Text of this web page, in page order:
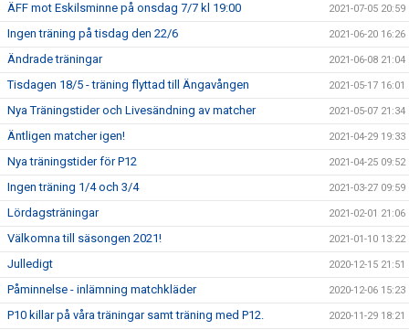
ÄFF mot Eskilsminne på onsdag 7/7 kl 19:00 2021-07-05 20:59
Ingen träning på tisdag den 22/6 2021-06-20 16:26
Ändrade träningar 2021-06-08 21:04
Tisdagen 18/5 - träning flyttad till Ängavången 2021-05-17 16:01
Nya Träningstider och Livesändning av matcher 2021-05-07 21:34
Äntligen matcher igen! 2021-04-29 19:33
Nya träningstider för P12 2021-04-25 09:52
Ingen träning 1/4 och 3/4 2021-03-27 09:59
Lördagsträningar 2021-02-01 21:06
Välkomna till säsongen 2021! 2021-01-10 13:22
Julledigt 2020-12-15 21:51
Påminnelse - inlämning matchkläder 2020-12-06 15:23
P10 killar på våra träningar samt träning med P12. 2020-11-29 18:21